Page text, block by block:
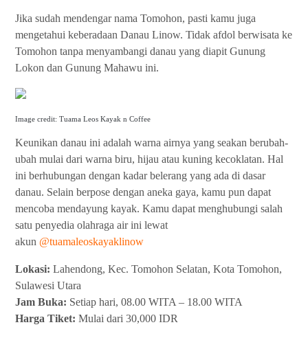
Jika sudah mendengar nama Tomohon, pasti kamu juga
mengetahui keberadaan Danau Linow. Tidak afdol berwisata ke
Tomohon tanpa menyambangi danau yang diapit Gunung
Lokon dan Gunung Mahawu ini.
Image credit: Tuama Leos Kayak n Coffee
Keunikan danau ini adalah warna airnya yang seakan berubah-
ubah mulai dari warna biru, hijau atau kuning kecoklatan. Hal
ini berhubungan dengan kadar belerang yang ada di dasar
danau. Selain berpose dengan aneka gaya, kamu pun dapat
mencoba mendayung kayak. Kamu dapat menghubungi salah
satu penyedia olahraga air ini lewat
akun @tuamaleoskayaklinow
Lokasi: Lahendong, Kec. Tomohon Selatan, Kota Tomohon,
Sulawesi Utara
Jam Buka: Setiap hari, 08.00 WITA – 18.00 WITA
Harga Tiket: Mulai dari 30,000 IDR